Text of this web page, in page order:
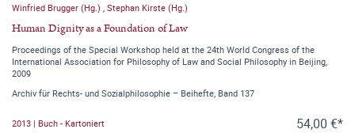
Winfried Brugger (Hg.) Stephan Kirste (Hg.)
Human Dignity as a Foundation of Law
Proceedings of the Special Workshop held at the 24th World Congress of the
International Association for Philosophy of Law and Social Philosophy in Beijing,
2009
Archiv für Rechts- und Sozialphilosophie – Beihefte, Band 137
2013 | Buch - Kartoniert 54,00 €*